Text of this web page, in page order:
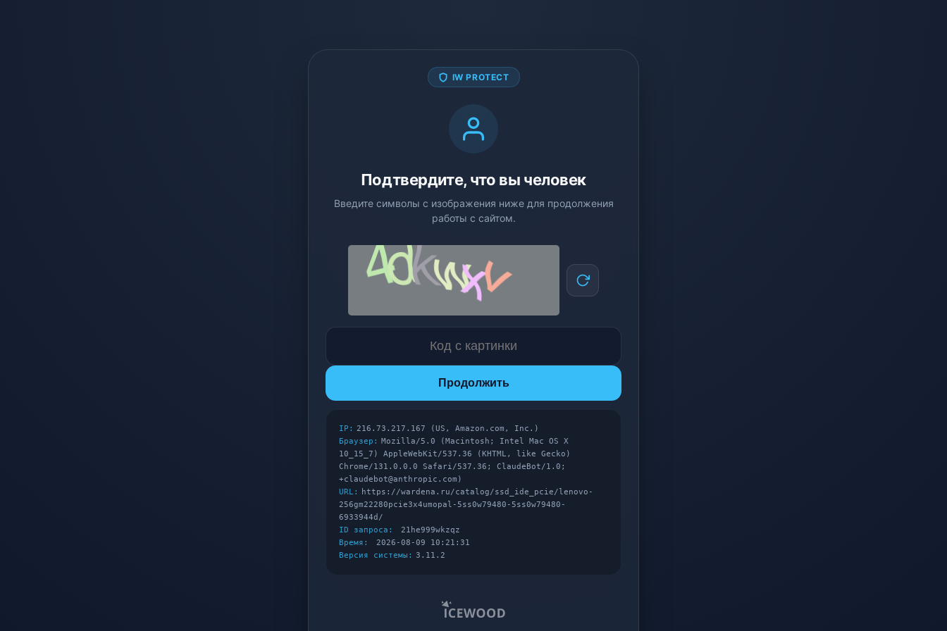
IW PROTECT
Подтвердите, что вы человек
Введите символы с изображения ниже для продолжения
работы с сайтом.
Продолжить
IP: 216.73.217.167 (US, Amazon.com, Inc.)
Браузер: Mozilla/5.0 (Macintosh; Intel Mac OS X
10_15_7) AppleWebKit/537.36 (KHTML, like Gecko)
Chrome/131.0.0.0 Safari/537.36; ClaudeBot/1.0;
+claudebot@anthropic.com)
URL:
https://wardena.ru/catalog/ssd_ide_pcie/lenovo-
256gm22280pcie3x4umopal-5ss0w79480-5ss0w79480-
6933944d/
ID запроса:
21he999wkzqz
Время:
2026-08-09 10:21:31
Версия системы: 3.11.2